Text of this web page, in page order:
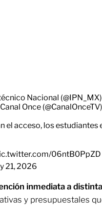
Nacional (@IPN_MX
Once (@CanalOnceTV)
el acceso, los estudiantes
06ntB0PpZD
21, 2026
inmediata a
y presupuestales